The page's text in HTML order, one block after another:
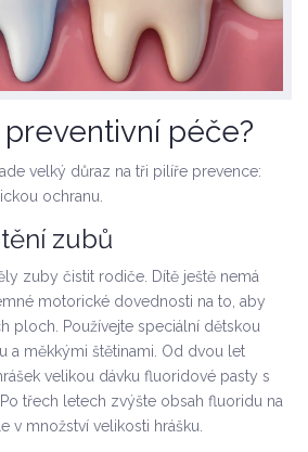
péče?
velký důraz na tři pilíře prevence:
ochranu.
zubů
zuby čistit rodiče. Dítě ještě nemá
motorické dovednosti na to, aby
ploch. Používejte speciální dětskou
a měkkými štětinami. Od dvou let
velikou dávku fluoridové pasty s
třech letech zvýšte obsah fluoridu na
v množství velikosti hrášku.